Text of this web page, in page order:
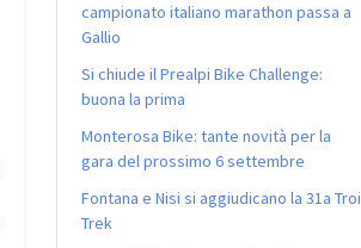
campionato italiano marathon passa a
Gallio
Si chiude il Prealpi Bike Challenge:
buona la prima
Monterosa Bike: tante novità per la
gara del prossimo 6 settembre
Fontana e Nisi si aggiudicano la 31a Troi
Trek